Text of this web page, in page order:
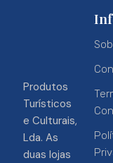
Produtos
Turísticos
e Culturais,
Lda. As
duas lojas